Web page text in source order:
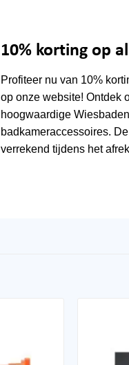
10% korting op
Profiteer nu van 10%
op onze website! Ontdek
hoogwaardige
badkameraccessoires.
verrekend tijdens het